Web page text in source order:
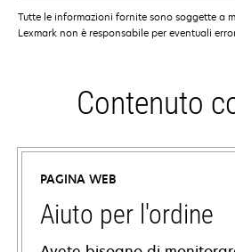
Tutte le informazioni fornite sono soggette a
Lexmark non è responsabile per eventuali
Contenuto
PAGINA WEB
Aiuto per l'ordine